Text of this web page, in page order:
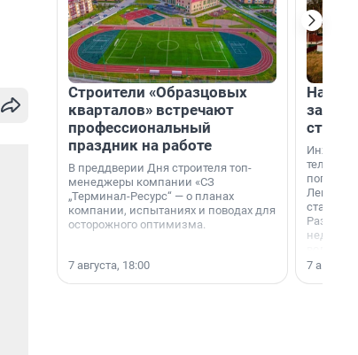
Строители «Образцовых
кварталов» встречают
профессиональный
праздник на работе
В преддверии Дня строителя топ-
менеджеры компании «СЗ
„Терминал-Ресурс“ — о планах
компании, испытаниях и поводах для
осторожного оптимизма.
7 августа, 18:00
На
станции
7